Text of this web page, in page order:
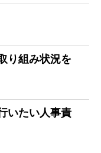
り組み状況を
いたい人事責